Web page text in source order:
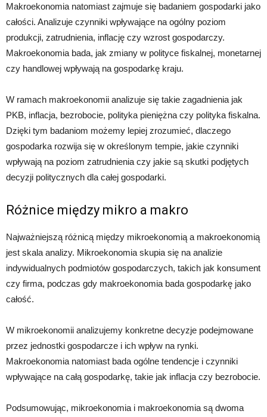
Makroekonomia natomiast zajmuje się badaniem gospodarki jako
całości. Analizuje czynniki wpływające na ogólny poziom
produkcji, zatrudnienia, inflację czy wzrost gospodarczy.
Makroekonomia bada, jak zmiany w polityce fiskalnej, monetarnej
czy handlowej wpływają na gospodarkę kraju.
W ramach makroekonomii analizuje się takie zagadnienia jak
PKB, inflacja, bezrobocie, polityka pieniężna czy polityka fiskalna.
Dzięki tym badaniom możemy lepiej zrozumieć, dlaczego
gospodarka rozwija się w określonym tempie, jakie czynniki
wpływają na poziom zatrudnienia czy jakie są skutki podjętych
decyzji politycznych dla całej gospodarki.
Różnice między mikro a makro
Najważniejszą różnicą między mikroekonomią a makroekonomią
jest skala analizy. Mikroekonomia skupia się na analizie
indywidualnych podmiotów gospodarczych, takich jak konsument
czy firma, podczas gdy makroekonomia bada gospodarkę jako
całość.
W mikroekonomii analizujemy konkretne decyzje podejmowane
przez jednostki gospodarcze i ich wpływ na rynki.
Makroekonomia natomiast bada ogólne tendencje i czynniki
wpływające na całą gospodarkę, takie jak inflacja czy bezrobocie.
Podsumowując, mikroekonomia i makroekonomia są dwoma